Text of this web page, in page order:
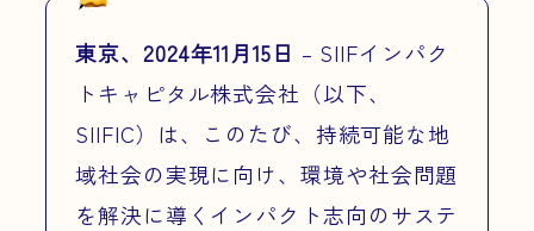
東京、2024年11月15日 – SIIFインパク
トキャピタル株式会社（以下、
SIIFIC）は、このたび、持続可能な地
域社会の実現に向け、環境や社会問題
を解決に導くインパクト志向のサステ